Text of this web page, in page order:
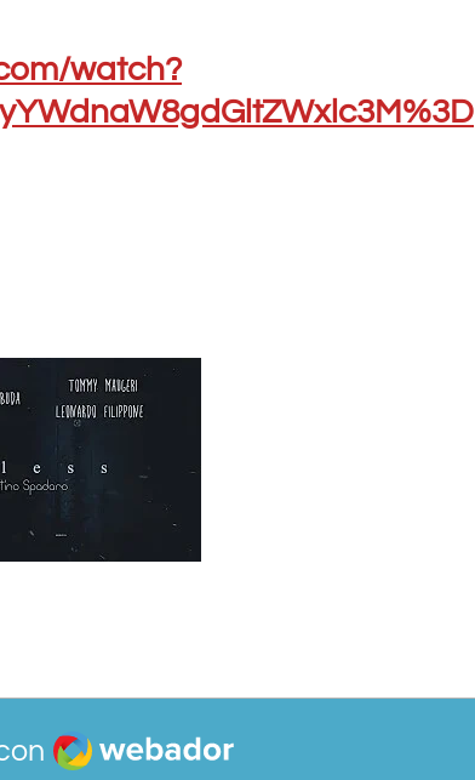
watch?
Webador